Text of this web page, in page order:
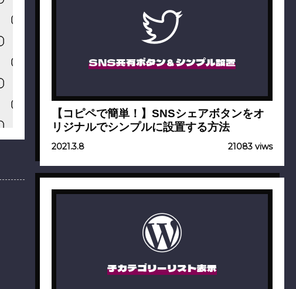
SNS共有ボタン＆シンプル設置
【コピペで簡単！】SNSシェアボタンをオ
リジナルでシンプルに設置する方法
2021.3.8 21083 viws
子カテゴリーリスト表示